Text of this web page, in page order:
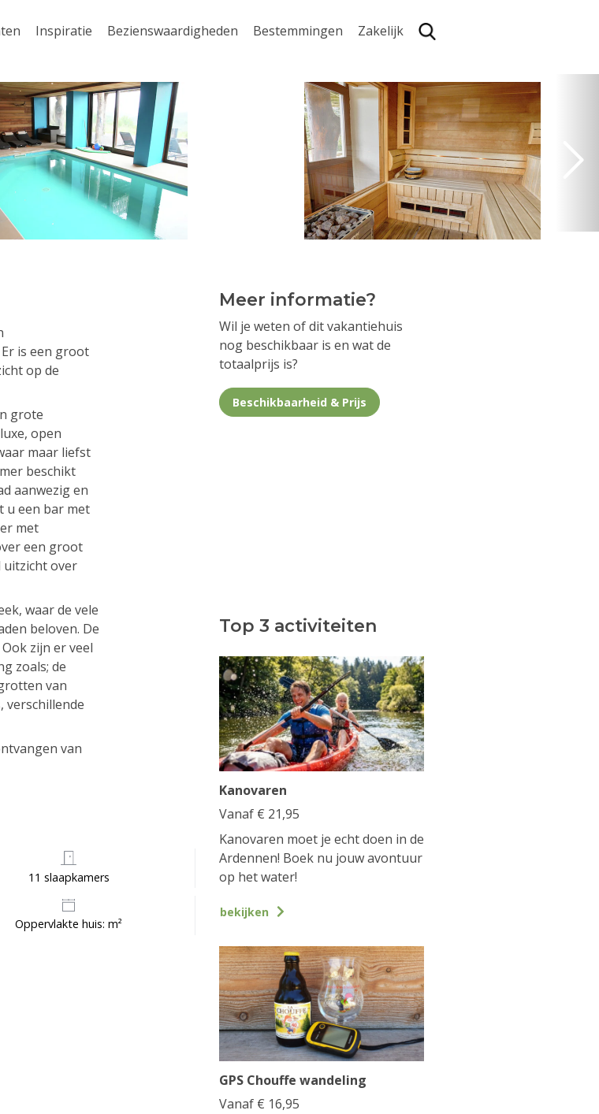
Inspiratie Bezienswaardigheden Bestemmingen Zakelijk
is een groot
op de
grote
open
maar liefst
beschikt
aanwezig en
u een bar met
met
een groot
uitzicht over
waar de vele
beloven. De
zijn er veel
zoals; de
van
verschillende
van
11 slaapkamers
Oppervlakte huis: m²
Meer informatie?
Wil je weten of dit vakantiehuis
nog beschikbaar is en wat de
totaalprijs is?
Beschikbaarheid & Prijs
Top 3 activiteiten
Kanovaren
Vanaf € 21,95
Kanovaren moet je echt doen in de
Ardennen! Boek nu jouw avontuur
op het water!
bekijken
GPS Chouffe wandeling
Vanaf € 16,95